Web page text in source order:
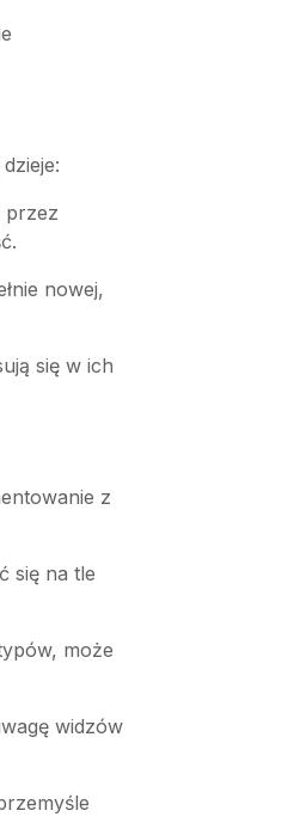
przez
nowej,
się w ich
z
się na tle
może
widzów